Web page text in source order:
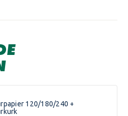
120/180/240 +